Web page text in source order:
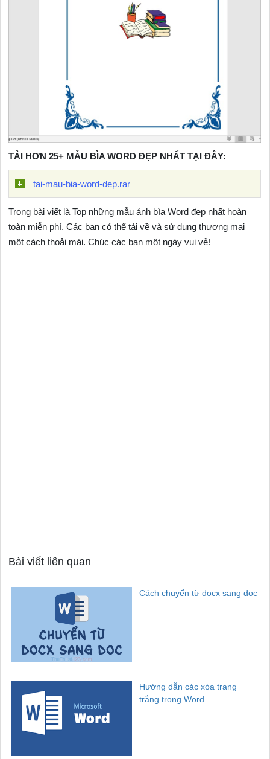
TẢI HƠN 25+ MẪU BÌA WORD ĐẸP NHẤT TẠI ĐÂY:
tai-mau-bia-word-dep.rar
Trong bài viết là Top những mẫu ảnh bìa Word đẹp nhất hoàn
toàn miễn phí. Các bạn có thể tải về và sử dụng thương mại
một cách thoải mái. Chúc các bạn một ngày vui vẻ!
Bài viết liên quan
Cách chuyển từ docx sang doc
Hướng dẫn các xóa trang
trắng trong Word